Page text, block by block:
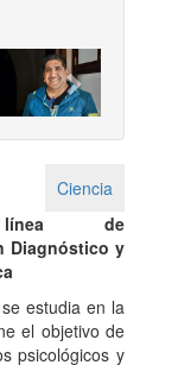
Next
Ciencia
de
Diagnóstico y
estudia en la
el objetivo de
psicológicos y